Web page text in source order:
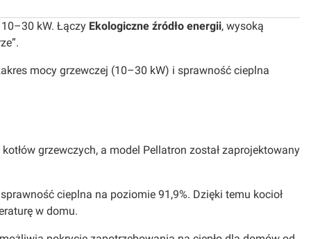
kW. Łączy Ekologiczne źródło energii, wysoką
mocy grzewczej (10–30 kW) i sprawność cieplna
grzewczych, a model Pellatron został zaprojektowany
cieplna na poziomie 91,9%. Dzięki temu kocioł
w domu.